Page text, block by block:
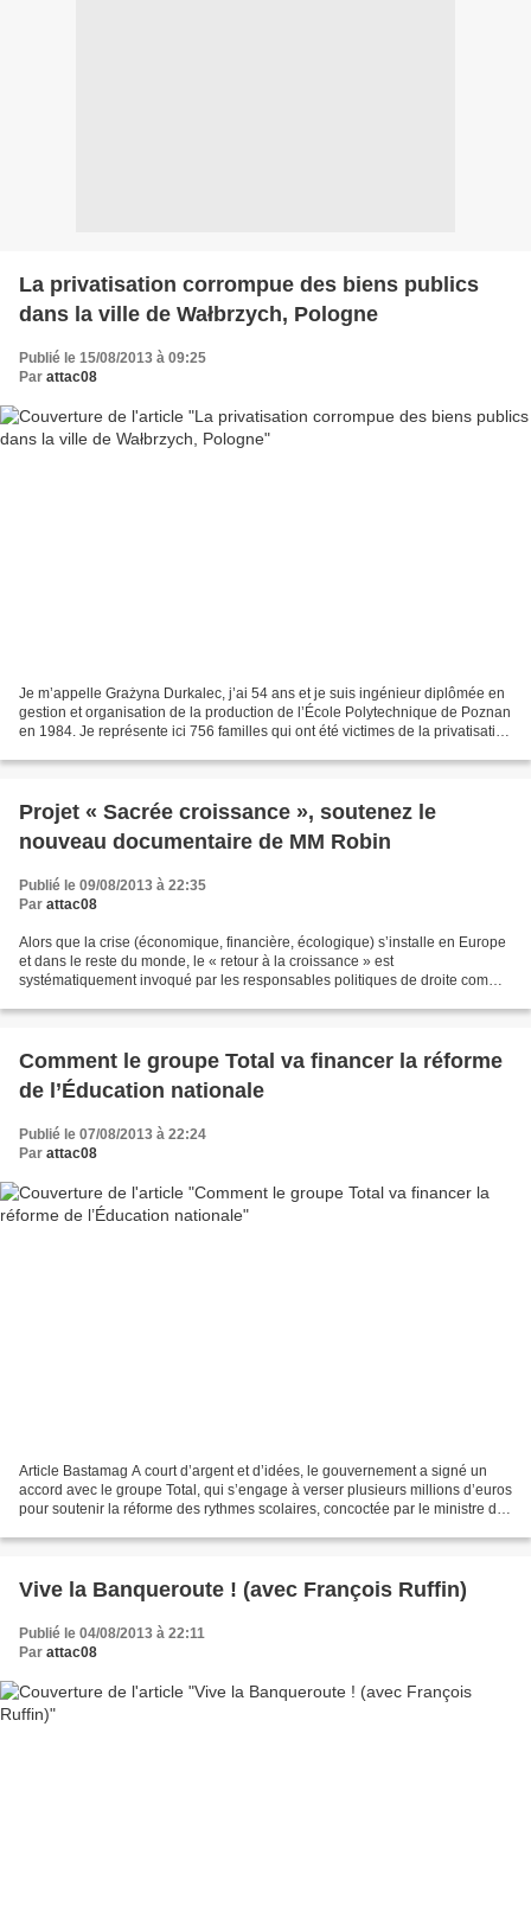
La privatisation corrompue des biens publics
dans la ville de Wałbrzych, Pologne
Publié le 15/08/2013 à 09:25
Par attac08
Je m’appelle Grażyna Durkalec, j’ai 54 ans et je suis ingénieur diplômée en
gestion et organisation de la production de l’École Polytechnique de Poznan
en 1984. Je représente ici 756 familles qui ont été victimes de la privatisation
Projet « Sacrée croissance », soutenez le
nouveau documentaire de MM Robin
Publié le 09/08/2013 à 22:35
Par attac08
Alors que la crise (économique, financière, écologique) s’installe en Europe
et dans le reste du monde, le « retour à la croissance » est
systématiquement invoqué par les responsables politiques de droite comme
Comment le groupe Total va financer la réforme
de l’Éducation nationale
Publié le 07/08/2013 à 22:24
Par attac08
Article Bastamag A court d’argent et d’idées, le gouvernement a signé un
accord avec le groupe Total, qui s’engage à verser plusieurs millions d’euros
pour soutenir la réforme des rythmes scolaires, concoctée par le ministre de
Vive la Banqueroute ! (avec François Ruffin)
Publié le 04/08/2013 à 22:11
Par attac08